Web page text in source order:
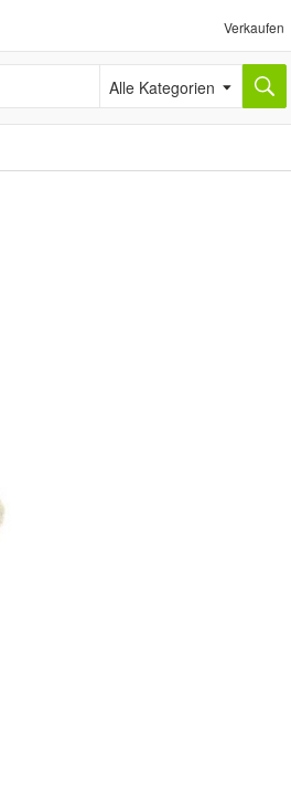
Verkaufen
Alle Kategorien